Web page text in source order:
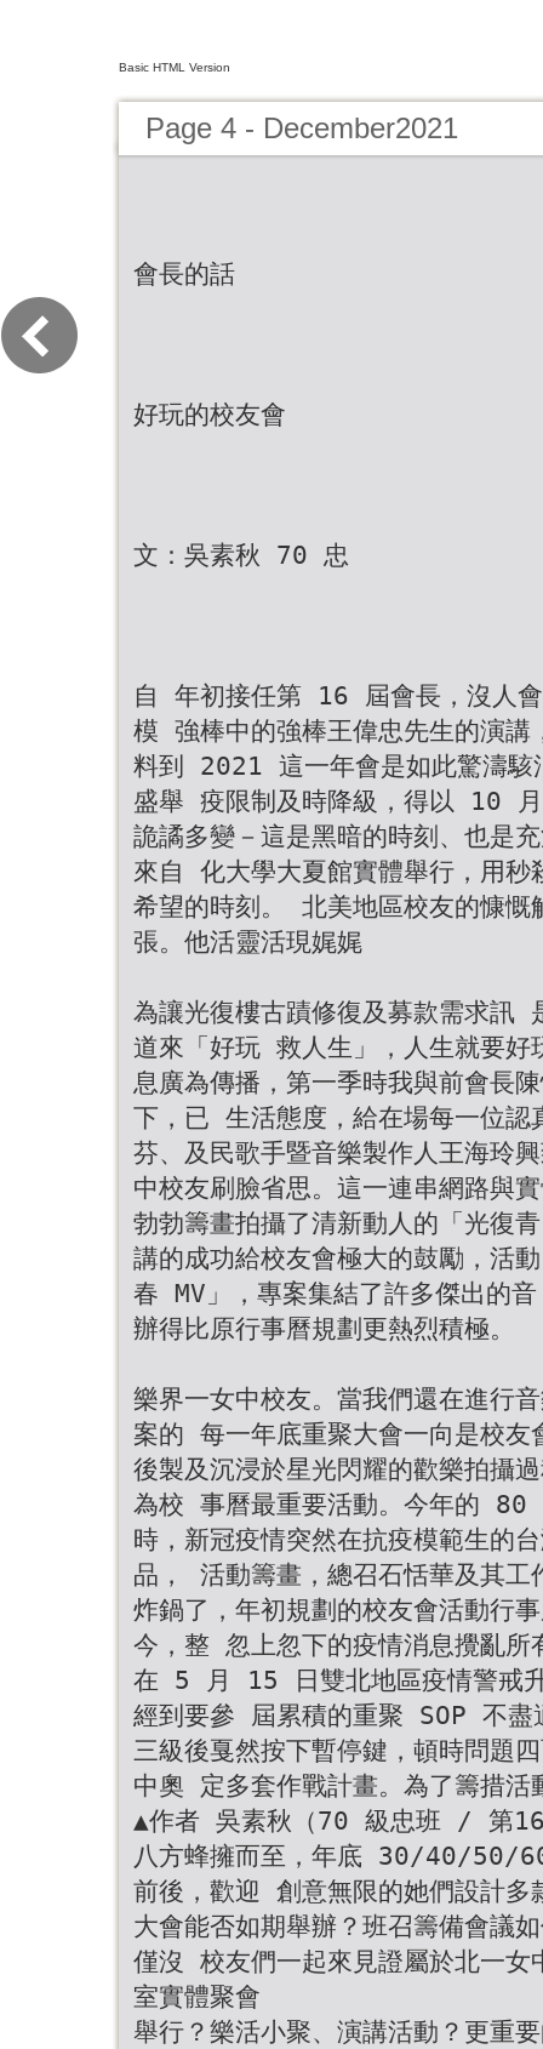
Basic HTML Version
Page 4 - December2021
會長的話
好玩的校友會
文：吳素秋 70 忠
自 年初接任第 16 屆會長，沒人
模 強棒中的強棒王偉忠先生的演講
料到 2021 這一年會是如此驚濤駭
盛舉 疫限制及時降級，得以 10
詭譎多變－這是黑暗的時刻、也是
來自 化大學大夏館實體舉行，用秒
希望的時刻。 北美地區校友的慷
張。他活靈活現娓娓
為讓光復樓古蹟修復及募款需求訊
道來「好玩 救人生」，人生就要好
息廣為傳播，第一季時我與前會長
下，已 生活態度，給在場每一位認
芬、及民歌手暨音樂製作人王海玲
中校友刷臉省思。這一連串網路與
勃勃籌畫拍攝了清新動人的「光復
講的成功給校友會極大的鼓勵，活動
春 MV」，專案集結了許多傑出的
辦得比原行事曆規劃更熱烈積極。
樂界一女中校友。當我們還在進行
案的 每一年底重聚大會一向是校友
後製及沉浸於星光閃耀的歡樂拍攝
為校 事曆最重要活動。今年的
時，新冠疫情突然在抗疫模範生的
品， 活動籌畫，總召石恬華及其工
炸鍋了，年初規劃的校友會活動行
今，整 忽上忽下的疫情消息攪亂所
在 5 月 15 日雙北地區疫情警戒
經到要參 屆累積的重聚 SOP 不盡
三級後戛然按下暫停鍵，頓時問題
中奧 定多套作戰計畫。為了籌措活
▲作者 吳素秋（70 級忠班 / 第16
八方蜂擁而至，年底 30/40/50/
前後，歡迎 創意無限的她們設計多
大會能否如期舉辦？班召籌備會議
僅沒 校友們一起來見證屬於北一
室實體聚會
舉行？樂活小聚、演講活動？更重